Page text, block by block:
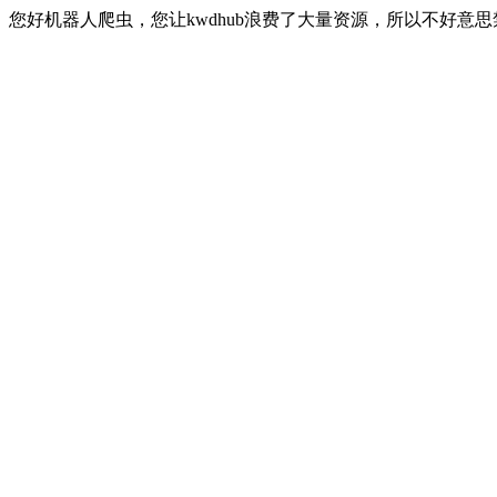
您好机器人爬虫，您让kwdhub浪费了大量资源，所以不好意思